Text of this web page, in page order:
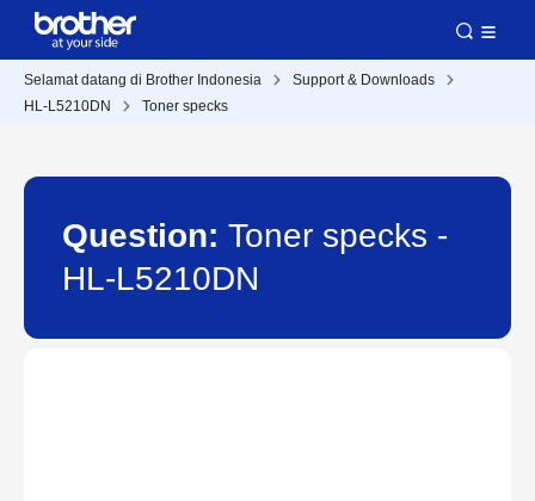
Selamat datang di Brother Indonesia
Support & Downloads
HL-L5210DN
Toner specks
Question: Toner specks -
HL-L5210DN